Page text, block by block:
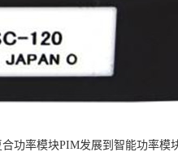
功率模块PIM发展到智能功率模